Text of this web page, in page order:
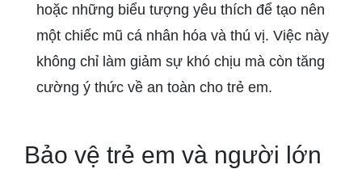
hoặc những biểu tượng yêu thích để tạo nên
một chiếc mũ cá nhân hóa và thú vị. Việc này
không chỉ làm giảm sự khó chịu mà còn tăng
cường ý thức về an toàn cho trẻ em.
Bảo vệ trẻ em và người lớn